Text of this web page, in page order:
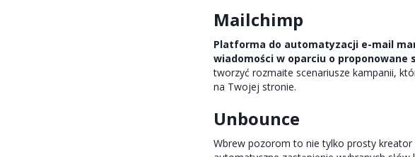
Mailchimp
Platforma do automatyzacji e-mail
wiadomości w oparciu o proponowane
tworzyć rozmaite scenariusze kampanii,
na Twojej stronie.
Unbounce
Wbrew pozorom to nie tylko prosty